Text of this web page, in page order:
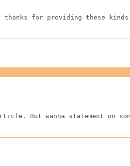
for providing these
But wanna statement